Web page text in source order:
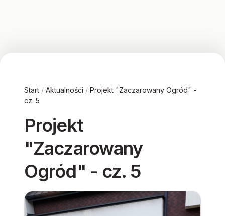
Start / Aktualności / Projekt "Zaczarowany Ogród" -
cz. 5
Projekt
"Zaczarowany
Ogród" - cz. 5